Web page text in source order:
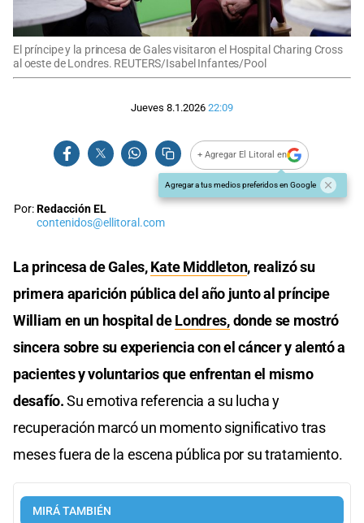
El príncipe y la princesa de Gales visitaron el Hospital Charing Cross
al oeste de Londres. REUTERS/Isabel Infantes/Pool
Jueves 8.1.2026 22:09
+ Agregar El Litoral en
Agregar a tus medios preferidos en Google
Por:Redacción EL
contenidos@ellitoral.com
La princesa de Gales,Kate Middleton, realizó su
primera aparición pública del año junto al príncipe
William en un hospital deLondres,donde se mostró
sincera sobre su experiencia con el cáncer y alentó a
pacientes y voluntarios que enfrentan el mismo
desafío.Su emotiva referencia a su lucha y
recuperación marcó un momento significativo tras
meses fuera de la escena pública por su tratamiento.
MIRÁ TAMBIÉN